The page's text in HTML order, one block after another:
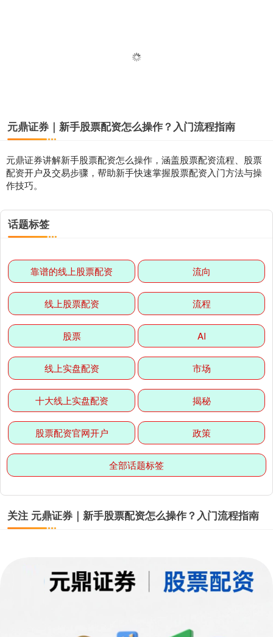
元鼎证券｜新手股票配资怎么操作？入门流程指南
元鼎证券讲解新手股票配资怎么操作，涵盖股票配资流程、股票
配资开户及交易步骤，帮助新手快速掌握股票配资入门方法与操
作技巧。
话题标签
靠谱的线上股票配资 流向
线上股票配资 流程
股票 AI
线上实盘配资 市场
十大线上实盘配资 揭秘
股票配资官网开户 政策
全部话题标签
关注 元鼎证券｜新手股票配资怎么操作？入门流程指南